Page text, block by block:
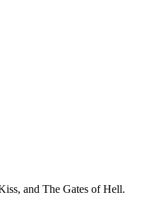
and The Gates of Hell.